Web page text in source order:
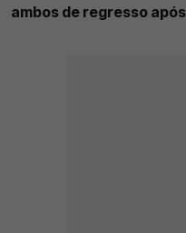
ambos de regresso